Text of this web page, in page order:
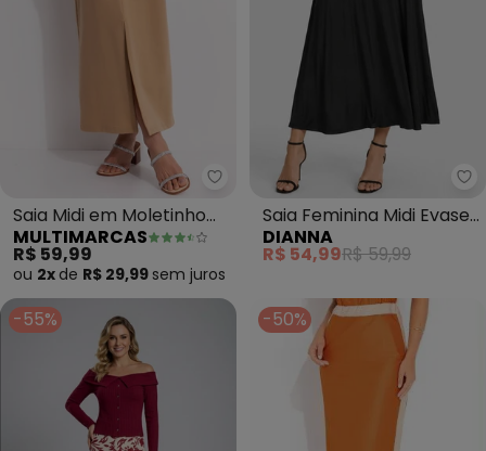
Multimarcas - Saia Midi em
Saia Midi em Moletinho
(Bege)
MULTIMARCAS
R$ 59,99
ou 2x de R$ 29,99 sem juros
Saia Feminina Midi Evase
(Preto)
DIANNA
R$ 54,99R$ 59,99
-55% -50%